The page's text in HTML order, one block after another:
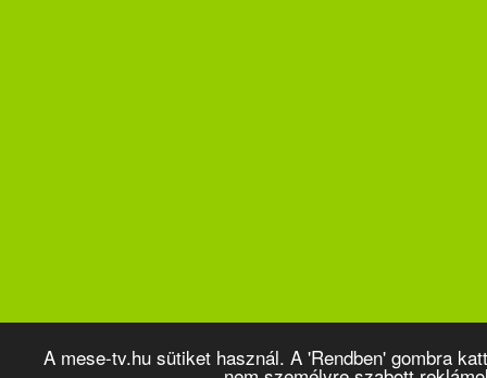
A mese-tv.hu sütiket használ. A 'Rendben' gombra